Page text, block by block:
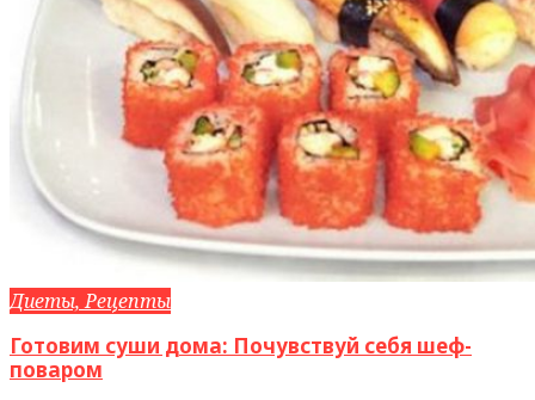
Диеты, Рецепты
Готовим суши дома: Почувствуй себя шеф-
поваром